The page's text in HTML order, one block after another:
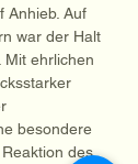
Anhieb. Auf
war der Halt
Mit ehrlichen
besondere
Reaktion des